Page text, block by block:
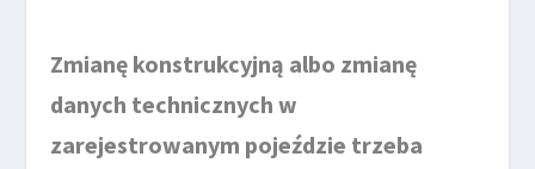
Zmianę konstrukcyjną albo zmianę
danych technicznych w
zarejestrowanym pojeździe trzeba